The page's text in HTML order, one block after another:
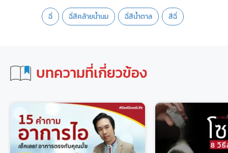
ฉี่ ฉี่สีคล้ายน้ำนม ฉี่สีน้ำตาล สีฉี่
บทความที่เกี่ยวข้อง